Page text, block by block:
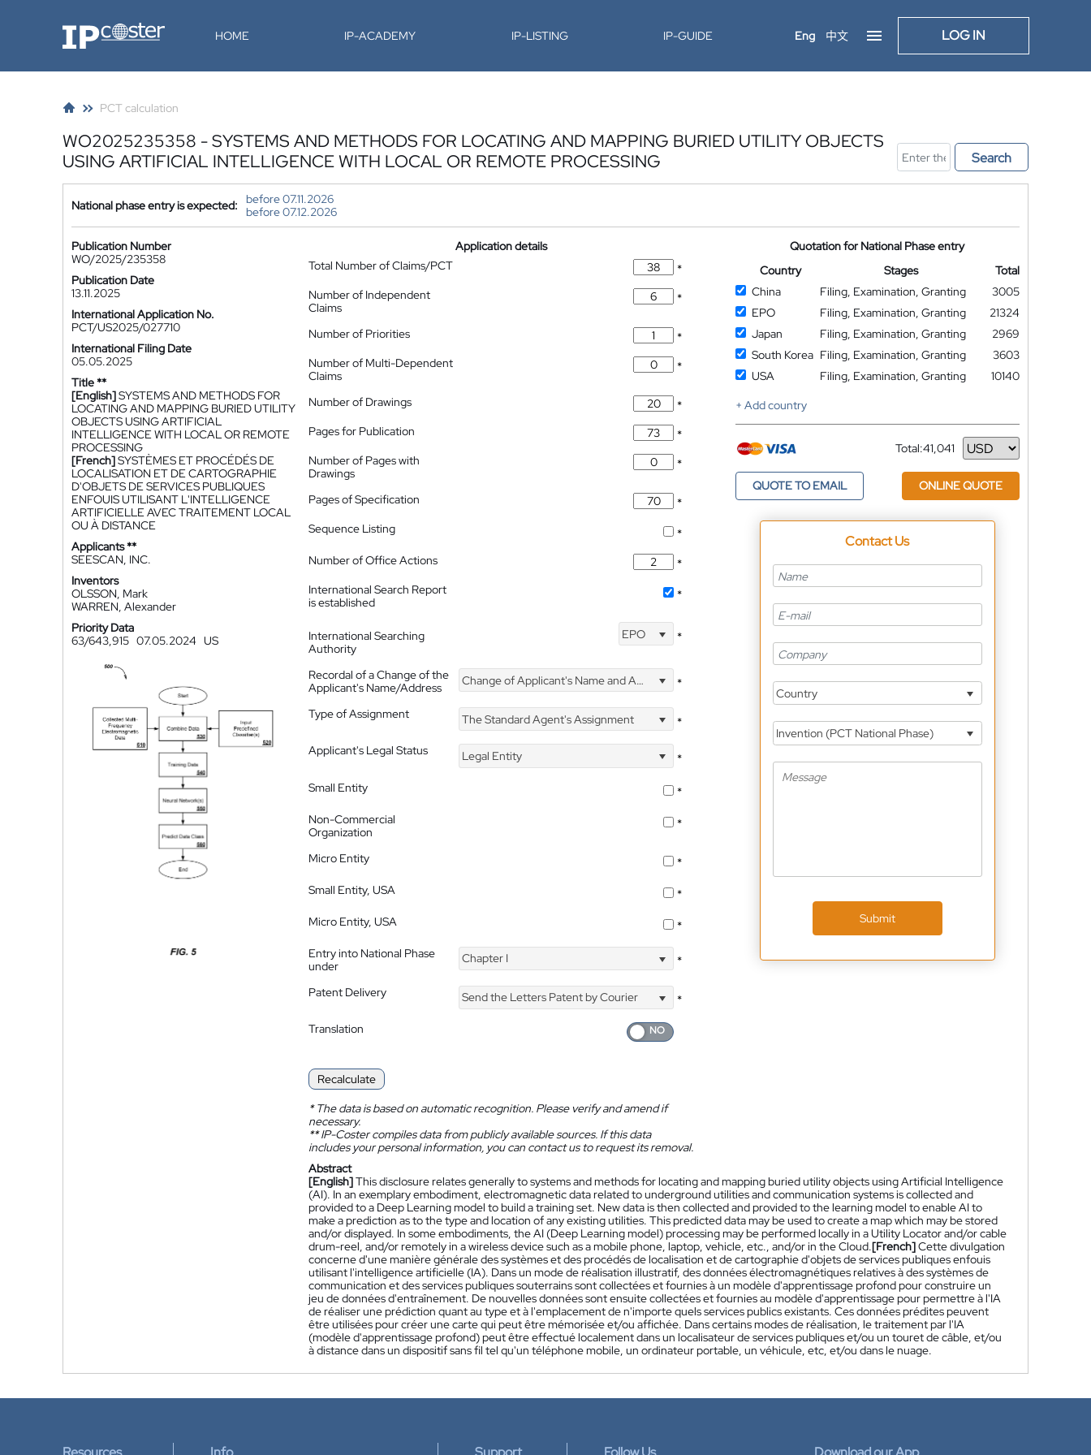
IP-Coster HOME IP-ACADEMY IP-LISTING IP-GUIDE Eng 中文 LOG IN
PCT calculation
WO2025235358 - SYSTEMS AND METHODS FOR LOCATING AND MAPPING BURIED UTILITY OBJECTS
USING ARTIFICIAL INTELLIGENCE WITH LOCAL OR REMOTE PROCESSING
Search
National phase entry is expected:
before 07.11.2026
before 07.12.2026
Publication Number
WO/2025/235358
Publication Date
13.11.2025
International Application No.
PCT/US2025/027710
International Filing Date
05.05.2025
Title **
[English]SYSTEMS AND METHODS FOR
LOCATING AND MAPPING BURIED UTILITY
OBJECTS USING ARTIFICIAL
INTELLIGENCE WITH LOCAL OR REMOTE
PROCESSING
[French]SYSTÈMES ET PROCÉDÉS DE
LOCALISATION ET DE CARTOGRAPHIE
D'OBJETS DE SERVICES PUBLIQUES
ENFOUIS UTILISANT L'INTELLIGENCE
ARTIFICIELLE AVEC TRAITEMENT LOCAL
OU À DISTANCE
Applicants **
SEESCAN, INC.
Inventors
OLSSON, Mark
WARREN, Alexander
Priority Data
63/643,915 07.05.2024 US
Application details
Total Number of Claims/PCT
*
Number of Independent
Claims
*
Number of Priorities
*
Number of Multi-Dependent
Claims
*
Number of Drawings
*
Pages for Publication
*
Number of Pages with
Drawings
*
Pages of Specification
*
Sequence Listing
*
Number of Office Actions
*
International Search Report
is established
*
International Searching
Authority
EPO *
Recordal of a Change of the
Applicant's Name/Address
Change of Applicant's Name and Address *
Type of Assignment The Standard Agent's Assignment
*
Applicant's Legal Status
Legal Entity
*
Small Entity
*
Non-Commercial
Organization
*
Micro Entity
*
Small Entity, USA
*
Micro Entity, USA
*
Entry into National Phase
under
Chapter I *
Patent Delivery Send the Letters Patent by Courier
*
Translation
Recalculate
*The data is based on automatic recognition. Please verify and amend if
necessary.
**IP-Coster compiles data from publicly available sources. If this data
includes your personal information, you can contact us to request its removal.
Quotation for National Phase entry
Country
Stages
Total
China
Filing, Examination, Granting
3005
EPO
Filing, Examination, Granting
21324
Japan
Filing, Examination, Granting
2969
South Korea Filing, Examination, Granting
3603
USA
Filing, Examination, Granting
10140
+ Add country
Total:41,041
Currency
QUOTE TO EMAIL ONLINE QUOTE
Contact Us
Country
Invention (PCT National Phase)
Submit
Abstract
[English]This disclosure relates generally to systems and methods for locating and mapping buried utility objects using Artificial Intelligence
(AI). In an exemplary embodiment, electromagnetic data related to underground utilities and communication systems is collected and
provided to a Deep Learning model to build a training set. New data is then collected and provided to the learning model to enable AI to
make a prediction as to the type and location of any existing utilities. This predicted data may be used to create a map which may be stored
and/or displayed. In some embodiments, the AI (Deep Learning model) processing may be performed locally in a Utility Locator and/or cable
drum-reel, and/or remotely in a wireless device such as a mobile phone, laptop, vehicle, etc., and/or in the Cloud.[French]Cette divulgation
concerne d'une manière générale des systèmes et des procédés de localisation et de cartographie d'objets de services publiques enfouis
utilisant l'intelligence artificielle (IA). Dans un mode de réalisation illustratif, des données électromagnétiques relatives à des systèmes de
communication et des services publiques souterrains sont collectées et fournies à un modèle d'apprentissage profond pour construire un
jeu de données d'entraînement. De nouvelles données sont ensuite collectées et fournies au modèle d'apprentissage pour permettre à l'IA
de réaliser une prédiction quant au type et à l'emplacement de n'importe quels services publics existants. Ces données prédites peuvent
être utilisées pour créer une carte qui peut être mémorisée et/ou affichée. Dans certains modes de réalisation, le traitement par l'IA
(modèle d'apprentissage profond) peut être effectué localement dans un localisateur de services publiques et/ou un touret de câble, et/ou
à distance dans un dispositif sans fil tel qu'un téléphone mobile, un ordinateur portable, un véhicule, etc, et/ou dans le nuage.